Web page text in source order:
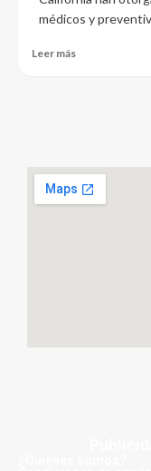
médicos y
Leer más